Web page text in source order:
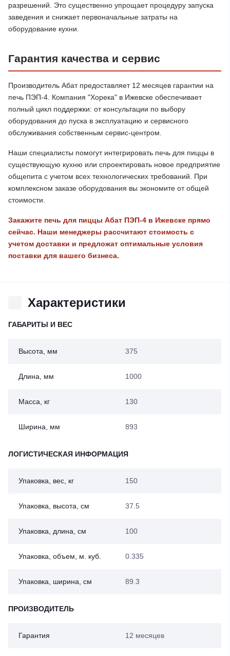
разрешений. Это существенно упрощает процедуру запуска
заведения и снижает первоначальные затраты на
оборудование кухни.
Гарантия качества и сервис
Производитель Абат предоставляет 12 месяцев гарантии на
печь ПЭП-4. Компания "Хорека" в Ижевске обеспечивает
полный цикл поддержки: от консультации по выбору
оборудования до пуска в эксплуатацию и сервисного
обслуживания собственным сервис-центром.
Наши специалисты помогут интегрировать печь для пиццы в
существующую кухню или спроектировать новое предприятие
общепита с учетом всех технологических требований. При
комплексном заказе оборудования вы экономите от общей
стоимости.
Закажите печь для пиццы Абат ПЭП-4 в Ижевске прямо
сейчас. Наши менеджеры рассчитают стоимость с
учетом доставки и предложат оптимальные условия
поставки для вашего бизнеса.
Характеристики
ГАБАРИТЫ И ВЕС
Высота, мм 375
Длина, мм 1000
Масса, кг 130
Ширина, мм 893
ЛОГИСТИЧЕСКАЯ ИНФОРМАЦИЯ
Упаковка, вес, кг 150
Упаковка, высота, см 37.5
Упаковка, длина, см 100
Упаковка, объем, м. куб. 0.335
Упаковка, ширина, см 89.3
ПРОИЗВОДИТЕЛЬ
Гарантия 12 месяцев